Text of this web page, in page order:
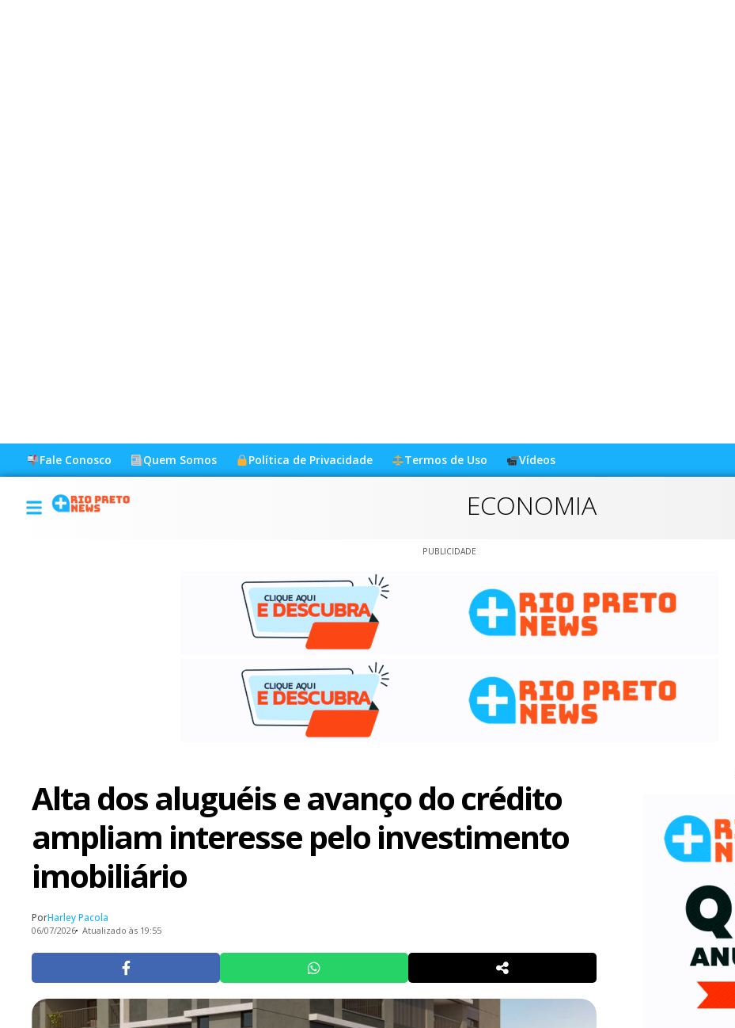
Fale Conosco Quem Somos Política de Privacidade Termos de Uso Vídeos
ECONOMIA
PUBLICIDADE
Alta dos aluguéis e avanço do crédito
ampliam interesse pelo investimento
imobiliário
PorHarley Pacola
06/07/2026 Atualizado às 19:55